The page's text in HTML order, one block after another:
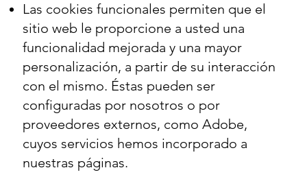
Las cookies funcionales permiten que el
sitio web le proporcione a usted una
funcionalidad mejorada y una mayor
personalización, a partir de su interacción
con el mismo. Éstas pueden ser
configuradas por nosotros o por
proveedores externos, como Adobe,
cuyos servicios hemos incorporado a
nuestras páginas.